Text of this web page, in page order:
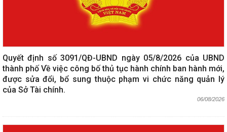
Quyết định số 3091/QĐ-UBND ngày 05/8/2026 của UBND
thành phố Về việc công bố thủ tục hành chính ban hành mới,
được sửa đổi, bổ sung thuộc phạm vi chức năng quản lý
của Sở Tài chính.
06/08/2026